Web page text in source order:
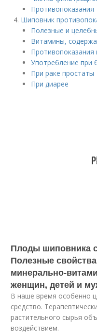
Противопоказания
Шиповник
Полезные и
Витамины,
Употребление при
При раке простаты
При диарее
Плоды шиповника
Полезные
минерально-
женщин, детей и
В наше время особенно
средство.
растительного сырья
воздействием.